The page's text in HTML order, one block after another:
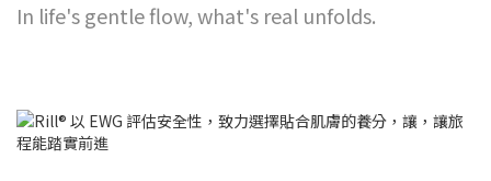
In life's gentle flow, what's real unfolds.